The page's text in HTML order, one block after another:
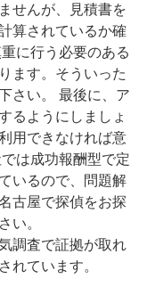
せんが、見積書を
算されているか確
に行う必要のある
ます。そういった
さい。 最後に、ア
るようにしましょ
用できなければ意
は成功報酬型で定
いるので、問題解
古屋で探偵をお探
い。
調査で証拠が取れ
れています。